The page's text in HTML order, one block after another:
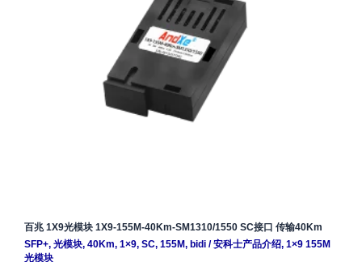
百兆 1X9光模块 1X9-155M-40Km-SM1310/1550 SC接口 传输40Km
SFP+, 光模块, 40Km, 1×9, SC, 155M, bidi/安科士产品介绍, 1×9 155M
光模块